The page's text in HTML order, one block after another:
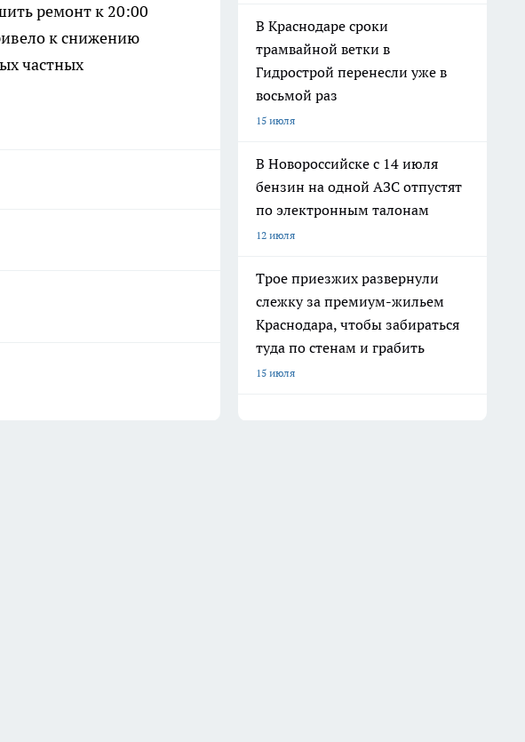
ремонт к 20:00
к снижению
частных
В Краснодаре сроки
трамвайной ветки в
Гидрострой перенесли уже в
восьмой раз
15 июля
В Новороссийске с 14 июля
бензин на одной АЗС отпустят
по электронным талонам
12 июля
Трое приезжих развернули
слежку за премиум-жильем
Краснодара, чтобы забираться
туда по стенам и грабить
15 июля